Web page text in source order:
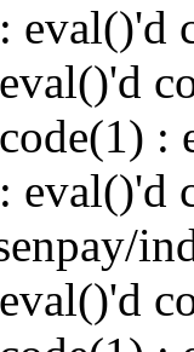
eval()'d
:
eval()'d